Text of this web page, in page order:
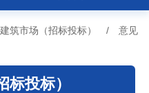
建筑市场（招标投标） /
意见
标投标）